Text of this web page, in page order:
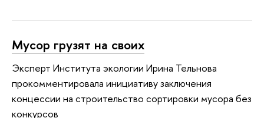
Мусор грузят на своих
Эксперт Института экологии Ирина Тельнова
прокомментировала инициативу заключения
концессии на строительство сортировки мусора без
конкурсов